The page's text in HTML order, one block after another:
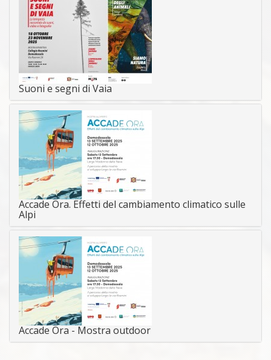
Suoni e segni di Vaia
Accade Ora. Effetti del cambiamento climatico sulle
Alpi
Accade Ora - Mostra outdoor